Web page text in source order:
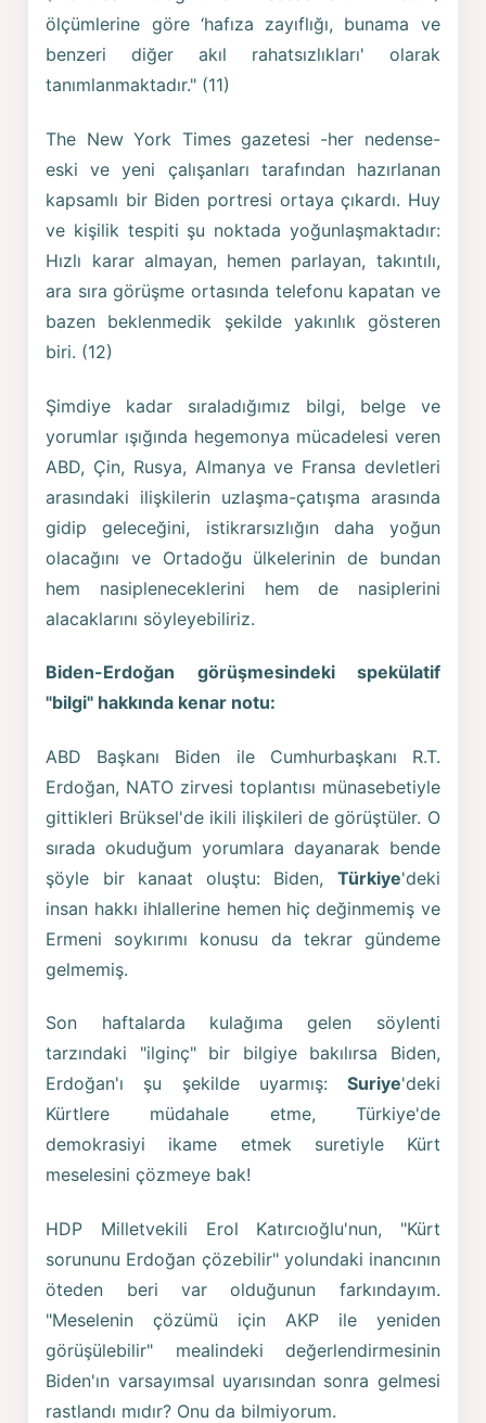
ölçümlerine göre ‘hafıza zayıflığı, bunama ve
benzeri diğer akıl rahatsızlıkları' olarak
tanımlanmaktadır." (11)
The New York Times gazetesi -her nedense-
eski ve yeni çalışanları tarafından hazırlanan
kapsamlı bir Biden portresi ortaya çıkardı. Huy
ve kişilik tespiti şu noktada yoğunlaşmaktadır:
Hızlı karar almayan, hemen parlayan, takıntılı,
ara sıra görüşme ortasında telefonu kapatan ve
bazen beklenmedik şekilde yakınlık gösteren
biri. (12)
Şimdiye kadar sıraladığımız bilgi, belge ve
yorumlar ışığında hegemonya mücadelesi veren
ABD, Çin, Rusya, Almanya ve Fransa devletleri
arasındaki ilişkilerin uzlaşma-çatışma arasında
gidip geleceğini, istikrarsızlığın daha yoğun
olacağını ve Ortadoğu ülkelerinin de bundan
hem nasipleneceklerini hem de nasiplerini
alacaklarını söyleyebiliriz.
Biden-Erdoğan görüşmesindeki spekülatif
"bilgi" hakkında kenar notu:
ABD Başkanı Biden ile Cumhurbaşkanı R.T.
Erdoğan, NATO zirvesi toplantısı münasebetiyle
gittikleri Brüksel'de ikili ilişkileri de görüştüler. O
sırada okuduğum yorumlara dayanarak bende
şöyle bir kanaat oluştu: Biden, Türkiye'deki
insan hakkı ihlallerine hemen hiç değinmemiş ve
Ermeni soykırımı konusu da tekrar gündeme
gelmemiş.
Son haftalarda kulağıma gelen söylenti
tarzındaki "ilginç" bir bilgiye bakılırsa Biden,
Erdoğan'ı şu şekilde uyarmış: Suriye'deki
Kürtlere müdahale etme, Türkiye'de
demokrasiyi ikame etmek suretiyle Kürt
meselesini çözmeye bak!
HDP Milletvekili Erol Katırcıoğlu'nun, "Kürt
sorununu Erdoğan çözebilir" yolundaki inancının
öteden beri var olduğunun farkındayım.
"Meselenin çözümü için AKP ile yeniden
görüşülebilir" mealindeki değerlendirmesinin
Biden'ın varsayımsal uyarısından sonra gelmesi
rastlandı mıdır? Onu da bilmiyorum.